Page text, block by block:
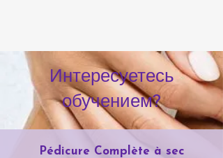
Интересуетесь
обучением?
Pédicure Complète à sec